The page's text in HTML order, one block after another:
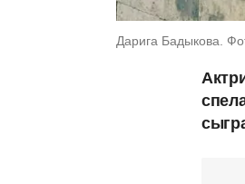
Дарига Бадыкова.